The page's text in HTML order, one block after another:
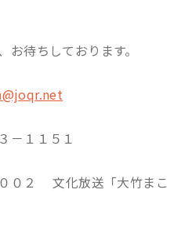
待ちしております。
－１１５１
０２ 文化放送「大竹まこ